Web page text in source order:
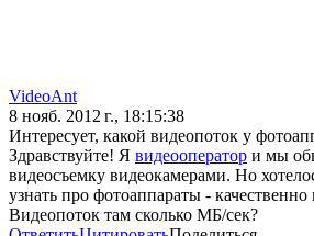
VideoAnt
8 нояб. 2012 г., 18:15:38
Интересует, какой видеопоток у
Здравствуйте! Я видеооператор и мы
видеосъемку видеокамерами. Но
узнать про фотоаппараты - качественно
Видеопоток там сколько МБ/сек?